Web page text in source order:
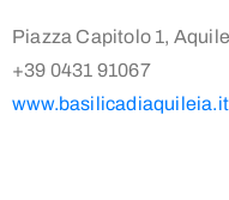
Piazza Capitolo 1,
+39 0431 91067
www.basilicadiaquileia.it